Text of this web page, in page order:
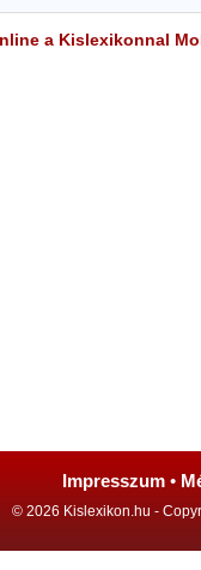
a Kislexikonnal
Impresszum •
© 2026 Kislexikon.hu -